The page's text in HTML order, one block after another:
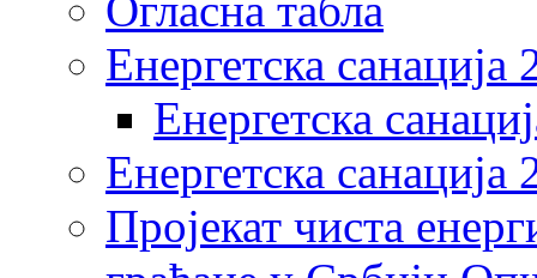
Енергетска санација
Енергетска
Енергетска
Пројекат чиста